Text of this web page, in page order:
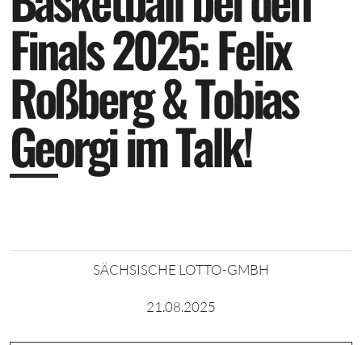
Finals2025:Felix
Roßberg&Tobias
GeorgiimTalk!
SÄCHSISCHE LOTTO-GMBH
21.08.2025